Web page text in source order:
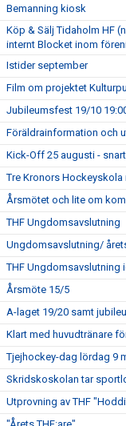
Bemanning kiosk
Köp & Sälj Tidaholm HF
internt Blocket inom
Istider september
Film om projektet
Jubileumsfest 19/10
Föräldrainformation och
Kick-Off 25 augusti -
Tre Kronors
Årsmötet och lite om
THF Ungdomsavslutning
Ungdomsavslutning/
THF Ungdomsavslutning
Årsmöte 15/5
A-laget 19/20 samt
Klart med huvudtränare
Tjejhockey-dag lördag 9
Skridskoskolan tar
Utprovning av THF